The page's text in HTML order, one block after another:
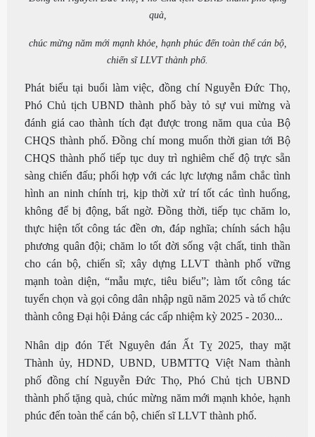
quà,
chúc mừng năm mới mạnh khỏe, hạnh phúc đến toàn thể cán bộ,
chiến sĩ LLVT thành phố.
Phát biểu tại buổi làm việc, đồng chí Nguyễn Đức Thọ,
Phó Chủ tịch UBND thành phố bày tỏ sự vui mừng và
đánh giá cao thành tích đạt được trong năm qua của Bộ
CHQS thành phố. Đồng chí mong muốn thời gian tới Bộ
CHQS thành phố tiếp tục duy trì nghiêm chế độ trực sẵn
sàng chiến đấu; phối hợp với các lực lượng nắm chắc tình
hình an ninh chính trị, kịp thời xử trí tốt các tình huống,
không để bị động, bất ngờ. Đồng thời, tiếp tục chăm lo,
thực hiện tốt công tác đền ơn, đáp nghĩa; chính sách hậu
phương quân đội; chăm lo tốt đời sống vật chất, tinh thần
cho cán bộ, chiến sĩ; xây dựng LLVT thành phố vững
mạnh toàn diện, “mẫu mực, tiêu biểu”; làm tốt công tác
tuyển chọn và gọi công dân nhập ngũ năm 2025 và tổ chức
thành công Đại hội Đảng các cấp nhiệm kỳ 2025 - 2030...
Nhân dịp đón Tết Nguyên đán Ất Tỵ 2025, thay mặt
Thành ủy, HDND, UBND, UBMTTQ Việt Nam thành
phố đồng chí Nguyễn Đức Thọ, Phó Chủ tịch UBND
thành phố tặng quà, chúc mừng năm mới mạnh khỏe, hạnh
phúc đến toàn thể cán bộ, chiến sĩ LLVT thành phố.